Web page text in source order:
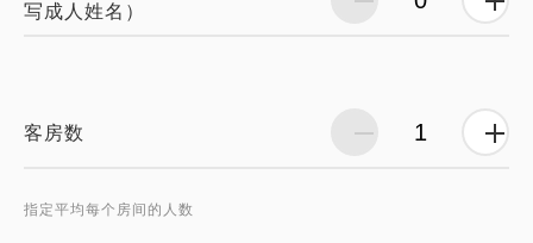
写成人姓名）
客房数
指定平均每个房间的人数